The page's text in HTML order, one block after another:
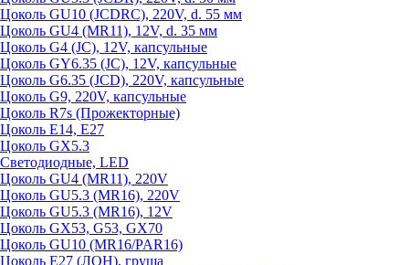
Цоколь GU10 (JCDRC), 220V, d. 55 мм
Цоколь GU4 (MR11), 12V, d. 35 мм
Цоколь G4 (JC), 12V, капсульные
Цоколь GY6.35 (JC), 12V, капсульные
Цоколь G6.35 (JCD), 220V, капсульные
Цоколь G9, 220V, капсульные
Цоколь R7s (Прожекторные)
Цоколь E14, E27
Цоколь GX5.3
Светодиодные, LED
Цоколь GU4 (MR11), 220V
Цоколь GU5.3 (MR16), 220V
Цоколь GU5.3 (MR16), 12V
Цоколь GX53, G53, GX70
Цоколь GU10 (MR16/PAR16)
Цоколь Е27 (ЛОН), груша